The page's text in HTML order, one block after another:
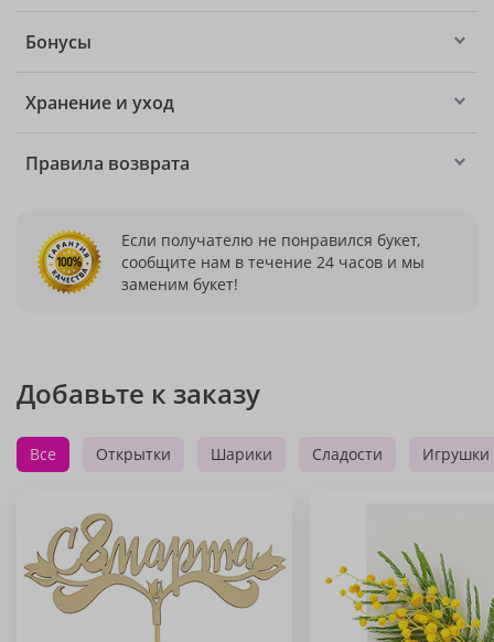
Бонусы
Хранение и уход
Правила возврата
Если получателю не понравился букет,
сообщите нам в течение 24 часов и мы
заменим букет!
Добавьте к заказу
Все Открытки Шарики Сладости Игрушки